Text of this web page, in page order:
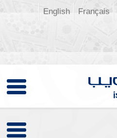
Français
English